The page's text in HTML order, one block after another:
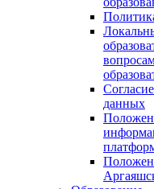
данных